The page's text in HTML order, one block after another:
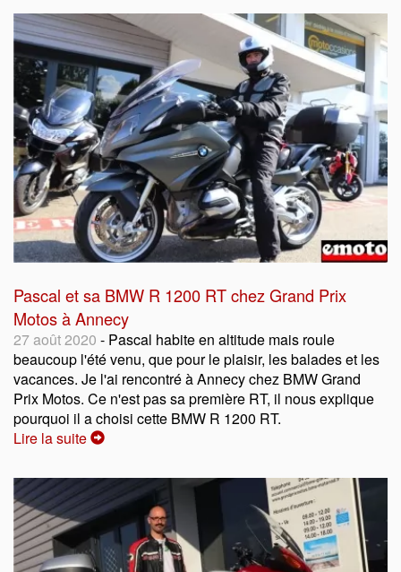
Pascal et sa BMW R 1200 RT chez Grand Prix
Motos à Annecy
27 août 2020 - Pascal habite en altitude mais roule
beaucoup l'été venu, que pour le plaisir, les balades et les
vacances. Je l'ai rencontré à Annecy chez BMW Grand
Prix Motos. Ce n'est pas sa première RT, il nous explique
pourquoi il a choisi cette BMW R 1200 RT.
Lire la suite